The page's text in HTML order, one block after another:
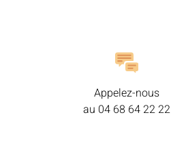
Appelez-nous
au 04 68 64 22 22